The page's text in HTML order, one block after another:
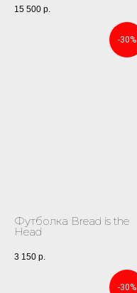
15 500 р.
-30%
Футболка Bread is the
Head
3 150 р.
-30%